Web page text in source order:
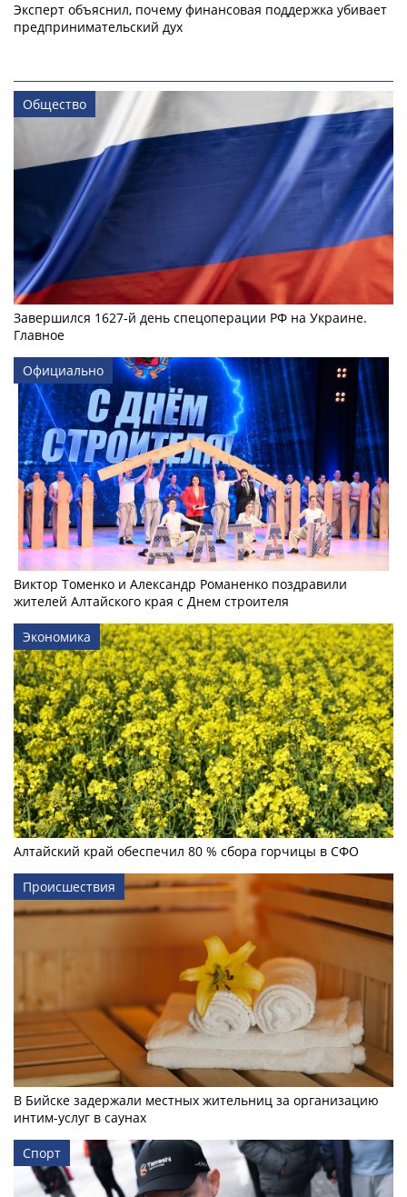
Эксперт объяснил, почему финансовая поддержка убивает
предпринимательский дух
Общество
Завершился 1627-й день спецоперации РФ на Украине.
Главное
Официально
Виктор Томенко и Александр Романенко поздравили
жителей Алтайского края с Днем строителя
Экономика
Алтайский край обеспечил 80 % сбора горчицы в СФО
Происшествия
В Бийске задержали местных жительниц за организацию
интим-услуг в саунах
Спорт